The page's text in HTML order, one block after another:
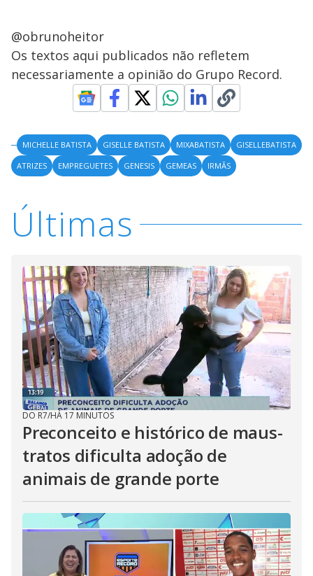
@obrunoheitor
Os textos aqui publicados não refletem
necessariamente a opinião do Grupo Record.
MICHELLE BATISTA GISELLE BATISTA MIXABATISTA
GISELLEBATISTA
ATRIZES
EMPREGUETES GENESIS GEMEAS IRMÃS
Últimas
DO R7/HÁ 17 MINUTOS
Preconceito e histórico de maus-
tratos dificulta adoção de
animais de grande porte